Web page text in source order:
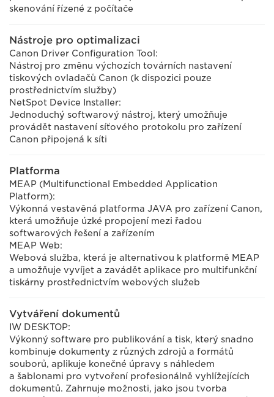
skenování řízené z počítače
Nástroje pro optimalizaci
Canon Driver Configuration Tool:
Nástroj pro změnu výchozích továrních nastavení
tiskových ovladačů Canon (k dispozici pouze
prostřednictvím služby)
NetSpot Device Installer:
Jednoduchý softwarový nástroj, který umožňuje
provádět nastavení síťového protokolu pro zařízení
Canon připojená k síti
Platforma
MEAP (Multifunctional Embedded Application
Platform):
Výkonná vestavěná platforma JAVA pro zařízení Canon,
která umožňuje úzké propojení mezi řadou
softwarových řešení a zařízením
MEAP Web:
Webová služba, která je alternativou k platformě MEAP
a umožňuje vyvíjet a zavádět aplikace pro multifunkční
tiskárny prostřednictvím webových služeb
Vytváření dokumentů
IW DESKTOP:
Výkonný software pro publikování a tisk, který snadno
kombinuje dokumenty z různých zdrojů a formátů
souborů, aplikuje konečné úpravy s náhledem
a šablonami pro vytvoření profesionálně vyhlížejících
dokumentů. Zahrnuje možnosti, jako jsou tvorba